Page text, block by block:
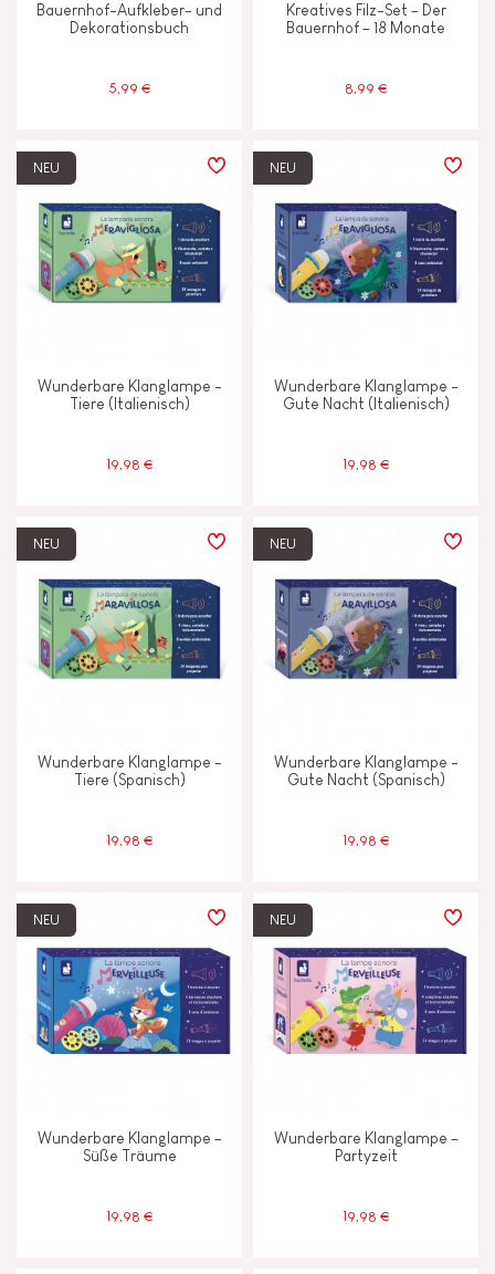
Bauen und entwerfen
Aufnahmefähigkeit
Gehen, laufen und sich bewegen
Motorik und Tastsinn
Farben auf Wasserbasis
Licht
Magnetisch
4-5
6-7 6 - 7 Jahre
-2 Unter 2 Jahren
Bauernhof-Aufkleber- und
Dekorationsbuch
5,99 €
Kreatives Filz-Set – Der
Bauernhof – 18 Monate
8,99 €
NEU
Wunderbare Klanglampe -
Tiere (Italienisch)
19,98 €
NEU
Wunderbare Klanglampe -
Gute Nacht (Italienisch)
19,98 €
NEU
Wunderbare Klanglampe -
Tiere (Spanisch)
19,98 €
NEU
Wunderbare Klanglampe -
Gute Nacht (Spanisch)
19,98 €
NEU
Wunderbare Klanglampe –
Süße Träume
19,98 €
NEU
Wunderbare Klanglampe –
Partyzeit
19,98 €